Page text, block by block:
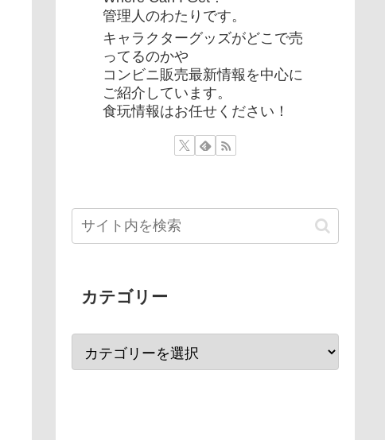
管理人のわたりです。
キャラクターグッズがどこで売
ってるのかや
コンビニ販売最新情報を中心に
ご紹介しています。
食玩情報はお任せください！
カテゴリー